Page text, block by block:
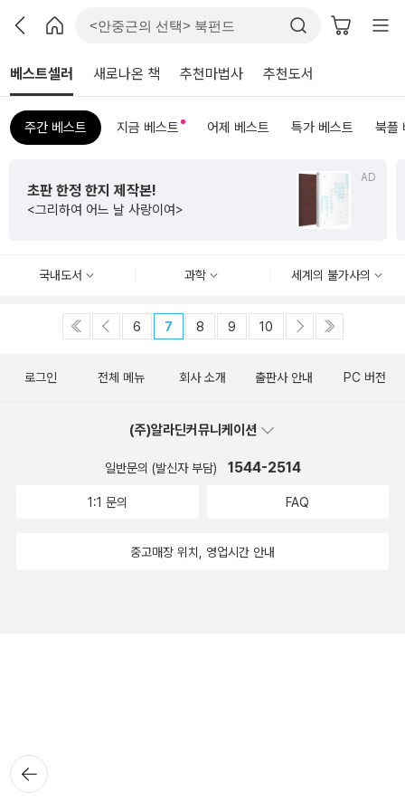
베스트셀러 새로나온 책 추천마법사 추천도서
주간 베스트 지금 베스트 어제 베스트 특가 베스트 북플
AD
초판 한정 한지 제작본!
<그리하여 어느 날 사랑이여>
국내도서 과학 세계의 불가사의
6 7 8 9 10
뒤로가
기
로그인 전체 메뉴 회사 소개 출판사 안내 PC 버전
(주)알라딘커뮤니케이션
일반문의 (발신자 부담) 1544-2514
1:1 문의 FAQ
중고매장 위치, 영업시간 안내